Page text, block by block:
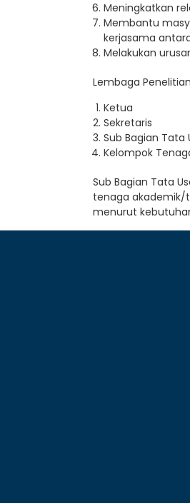
Meningkatkan
Membantu
kerjasama
Melakukan
Lembaga
Ketua
Sekretaris
Sub Bagian Tata
Kelompok
Sub Bagian Tata
tenaga akademik/
menurut